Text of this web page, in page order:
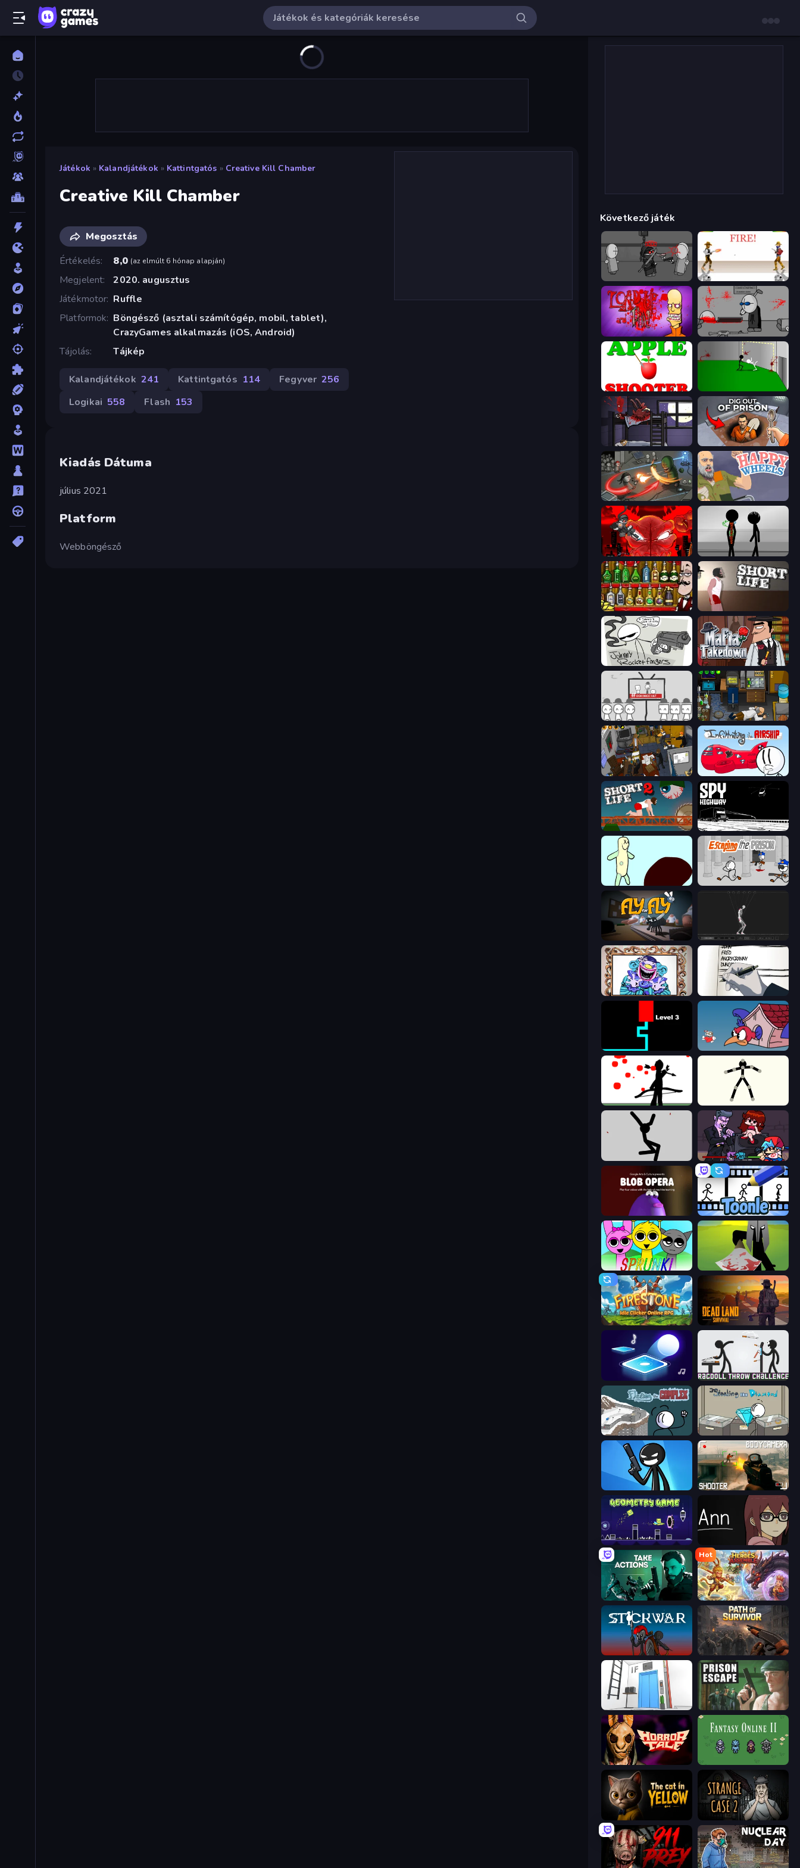
Játékok » Kalandjátékok » Kattintgatós » Creative Kill Chamber
Creative Kill Chamber
Megosztás
Értékelés
8,0 (az elmúlt 6 hónap alapján)
Megjelent
2020. augusztus
Játékmotor Ruffle
Platformok Böngésző (asztali számítógép, mobil, tablet),
CrazyGames alkalmazás (iOS, Android)
Tájolás
Tájkép
Kalandjátékok 241 Kattintgatós 114 Fegyver 256
Logikai 558 Flash 153
Kiadás Dátuma
július 2021
Platform
Webböngésző
Következő játék
Madness Project Nexus Gunblood
Load Up and Kill Madness Deathwish
Apple Shooter
The Visitor Dig out of Prison
Madness Online Happy Wheels
Madness Accelerant Stick Figure Penalty 2
Bartender The Right Mix Short Life
Johnny Rocketfingers Mafia Takedown
We Become What We Behold Foreign Creature
Foreign Creature 2 Infiltrating the Airship
Short Life 2 Spy Highway
Doodieman Voodoo Escaping the Prison
Fly for Fly Skeleton Simulator
Exhibit of Sorrows Death Note Type
Scary Maze Cuphead
Bowman Stick Animator
Friday Night Funkin'
Blob Opera Toonle
Sprunki Kill The Spartan
Firestone – Idle Clicker Online RPG Dead Land: Survival
Tile Jumper 3D Ragdoll Throw Challenge
Fleeing the Complex Stealing the Diamond
BodyCamera Shooter
Geometry Game
Take Actions
Hot
Heroes Assemble
Stick War Path of Survivor
Elevator Room Escape Prison Escape
Horror Tale
The Cat in Yellow Escape Room: Strange Case 2